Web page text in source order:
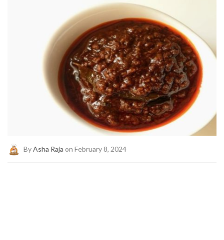
By Asha Raja on February 8, 2024